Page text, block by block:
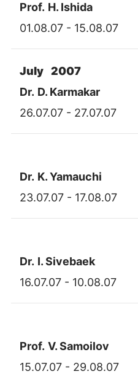
Prof. H. Ishida
01.08.07 - 15.08.07
July 2007
Dr. D. Karmakar
26.07.07 - 27.07.07
Dr. K. Yamauchi
23.07.07 - 17.08.07
Dr. I. Sivebaek
16.07.07 - 10.08.07
Prof. V. Samoilov
15.07.07 - 29.08.07